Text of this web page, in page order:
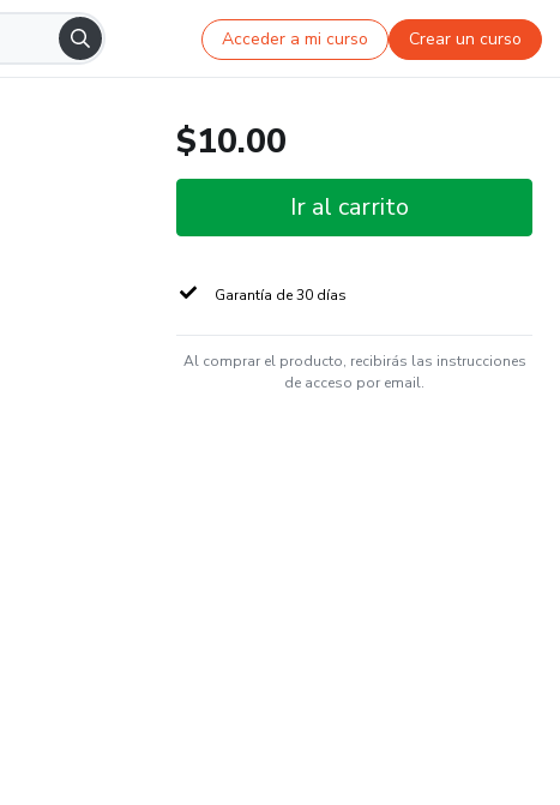
Acceder a mi curso Crear un curso
$10.00
Ir al carrito
Garantía de 30 días
Al comprar el producto, recibirás las instrucciones
de acceso por email.